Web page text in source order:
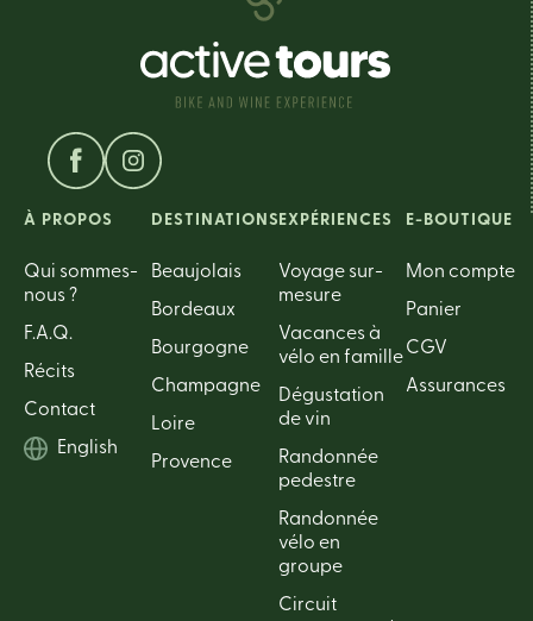
À PROPOS
Qui sommes-
nous ?
F.A.Q.
Récits
Contact
English
DESTINATIONS
Beaujolais
Bordeaux
Bourgogne
Champagne
Loire
Provence
EXPÉRIENCES
Voyage sur-
mesure
Vacances à
vélo en famille
Dégustation
de vin
Randonnée
pedestre
Randonnée
vélo en
groupe
Circuit
E-BOUTIQUE
Mon compte
Panier
CGV
Assurances